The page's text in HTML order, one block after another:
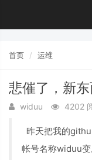
首页 运维
悲催了，新
widuu 4202
昨天把我的
帐号名称widuu变